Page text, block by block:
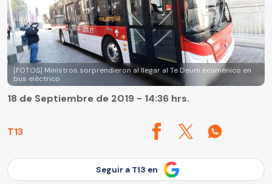
[FOTOS] Ministros sorprendieron al llegar al Te Deum ecuménico en
bus eléctrico
T13
18 de Septiembre de 2019 - 14:36 hrs.
Seguir a T13 en